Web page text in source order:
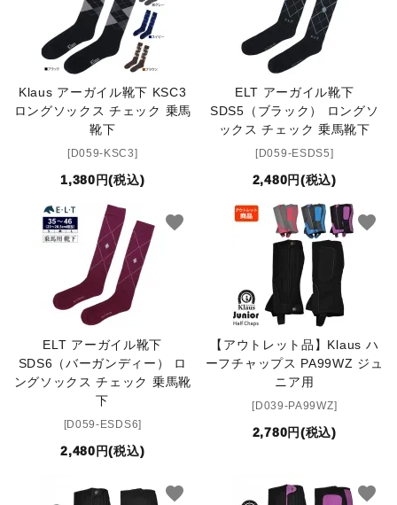
鞍・サドル用品・腹帯
馬着
調教用具
セット品
馬グッズ・アクセサリー
本・雑誌
その他ペットグッズ
アウトレット商品
ブランド一覧
Klaus アーガイル靴下 KSC3
ロングソックス チェック 乗馬
靴下
[D059-KSC3]
1,380円(税込)
ELT アーガイル靴下
SDS5（ブラック） ロングソ
ックス チェック 乗馬靴下
[D059-ESDS5]
2,480円(税込)
ELT アーガイル靴下
SDS6（バーガンディー） ロ
ングソックス チェック 乗馬靴
下
[D059-ESDS6]
2,480円(税込)
favorite
【アウトレット品】Klaus ハ
ーフチャップス PA99WZ ジュ
ニア用
[D039-PA99WZ]
2,780円(税込)
favorite
favorite favorite